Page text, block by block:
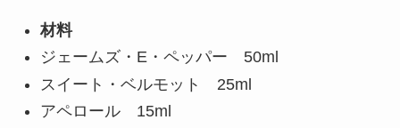
材料
ジェームズ・E・ペッパー 50ml
スイート・ベルモット 25ml
アペロール 15ml